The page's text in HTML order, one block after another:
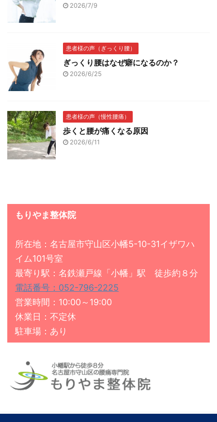
2026/7/9
患者様の声（ぎっくり腰）
ぎっくり腰はなぜ癖になるのか？
2026/6/25
患者様の声（慢性腰痛）
歩くと腰が痛くなる原因
2026/6/11
もりやま整体院
所在地：名古屋市守山区小幡5-10-31イザワハ
イム101号室
最寄り駅：名鉄瀬戸線「小幡」駅 徒歩約８分
電話番号：052-796-2225
営業時間：10:00～19:00
休業日：不定休
駐車場：あり